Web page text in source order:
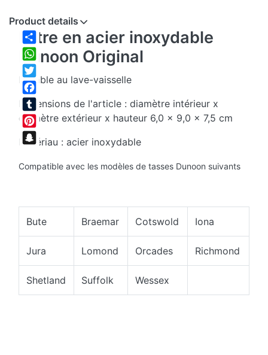
Share
WhatsApp
Twitter
Facebook
Tumblr
Pinterest
Product details
Filtre en acier inoxydable
Dunoon Original
Lavable au lave-vaisselle
Dimensions de l'article : diamètre intérieur x
diamètre extérieur x hauteur 6,0 x 9,0 x 7,5 cm
Matériau : acier inoxydable
Compatible avec les modèles de tasses Dunoon suivants
Bute Braemar Cotswold Iona
Jura Lomond Orcades Richmond
Shetland Suffolk Wessex